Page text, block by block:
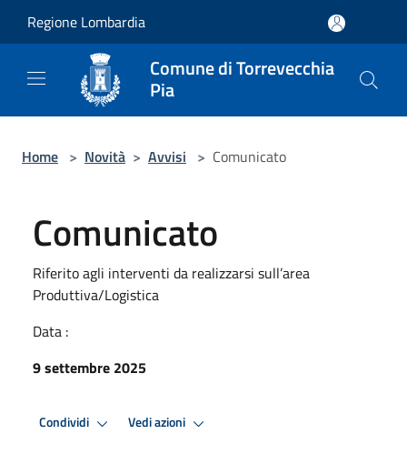
Regione Lombardia
Comune di Torrevecchia
Pia
Home > Novità > Avvisi > Comunicato
Comunicato
Riferito agli interventi da realizzarsi sull’area
Produttiva/Logistica
Data :
9 settembre 2025
Condividi Vedi azioni